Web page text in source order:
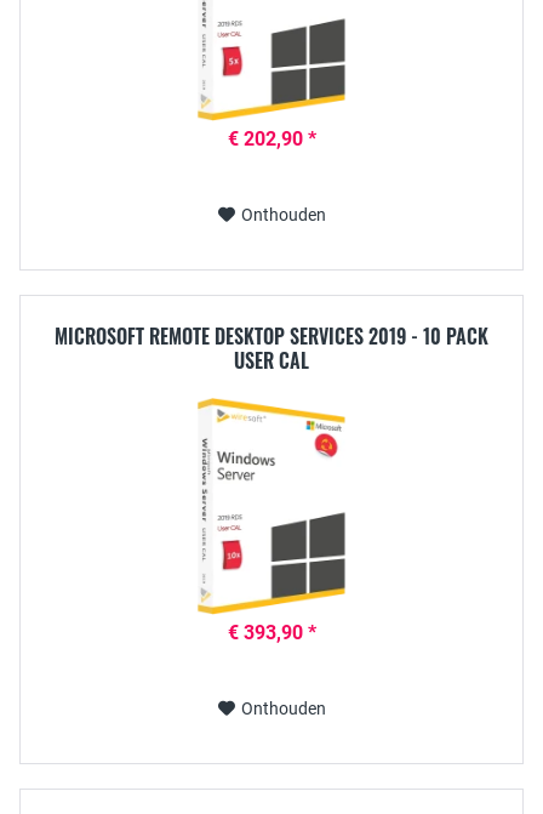
€ 202,90 *
Onthouden
MICROSOFT REMOTE DESKTOP SERVICES 2019 - 10 PACK
USER CAL
€ 393,90 *
Onthouden